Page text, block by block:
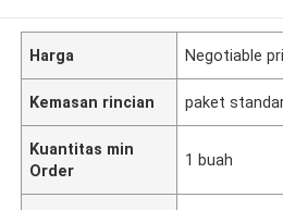
Harga Negotiable
Kemasan rincian paket
Kuantitas min
Order
1 buah